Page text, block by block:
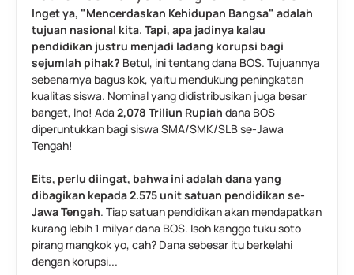
Inget ya, "Mencerdaskan Kehidupan Bangsa" adalah
tujuan nasional kita. Tapi, apa jadinya kalau
pendidikan justru menjadi ladang korupsi bagi
sejumlah pihak? Betul, ini tentang dana BOS. Tujuannya
sebenarnya bagus kok, yaitu mendukung peningkatan
kualitas siswa. Nominal yang didistribusikan juga besar
banget, lho! Ada 2,078 Triliun Rupiah dana BOS
diperuntukkan bagi siswa SMA/SMK/SLB se-Jawa
Tengah!
Eits, perlu diingat, bahwa ini adalah dana yang
dibagikan kepada 2.575 unit satuan pendidikan se-
Jawa Tengah. Tiap satuan pendidikan akan mendapatkan
kurang lebih 1 milyar dana BOS. Isoh kanggo tuku soto
pirang mangkok yo, cah? Dana sebesar itu berkelahi
dengan korupsi...